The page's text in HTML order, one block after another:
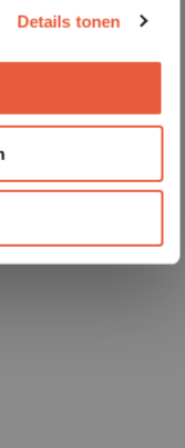
Details tonen